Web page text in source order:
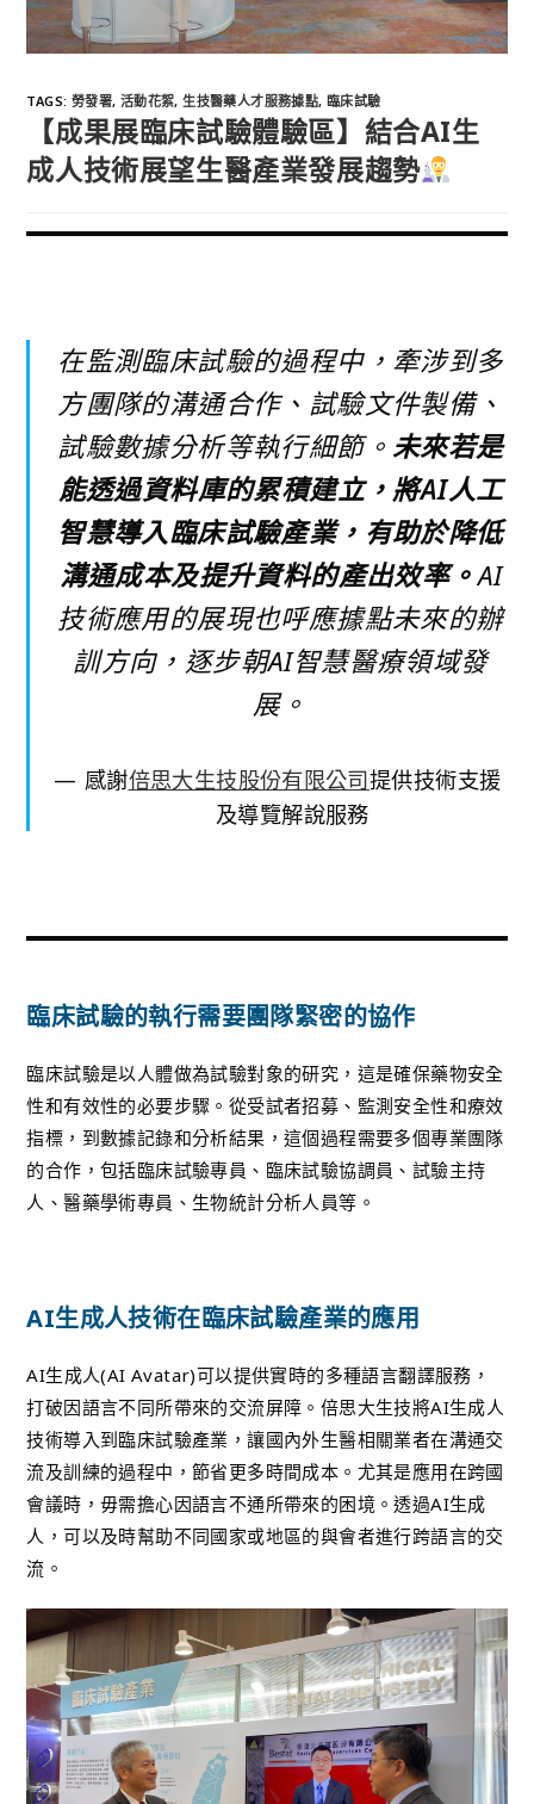
TAGS: 勞發署, 活動花絮, 生技醫藥人才服務據點, 臨床試驗
【成果展臨床試驗體驗區】結合AI生
成人技術展望生醫產業發展趨勢
在監測臨床試驗的過程中，牽涉到多
方團隊的溝通合作、試驗文件製備、
試驗數據分析等執行細節。未來若是
能透過資料庫的累積建立，將AI人工
智慧導入臨床試驗產業，有助於降低
溝通成本及提升資料的產出效率。AI
技術應用的展現也呼應據點未來的辦
訓方向，逐步朝AI智慧醫療領域發
展。
感謝倍思大生技股份有限公司提供技術支援
及導覽解說服務
臨床試驗的執行需要團隊緊密的協作
臨床試驗是以人體做為試驗對象的研究，這是確保藥物安全
性和有效性的必要步驟。從受試者招募、監測安全性和療效
指標，到數據記錄和分析結果，這個過程需要多個專業團隊
的合作，包括臨床試驗專員、臨床試驗協調員、試驗主持
人、醫藥學術專員、生物統計分析人員等。
AI生成人技術在臨床試驗產業的應用
AI生成人(AI Avatar)可以提供實時的多種語言翻譯服務，
打破因語言不同所帶來的交流屏障。倍思大生技將AI生成人
技術導入到臨床試驗產業，讓國內外生醫相關業者在溝通交
流及訓練的過程中，節省更多時間成本。尤其是應用在跨國
會議時，毋需擔心因語言不通所帶來的困境。透過AI生成
人，可以及時幫助不同國家或地區的與會者進行跨語言的交
流。